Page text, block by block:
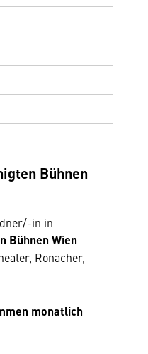
Bühnen
in in
Bühnen Wien
Ronacher,
monatlich